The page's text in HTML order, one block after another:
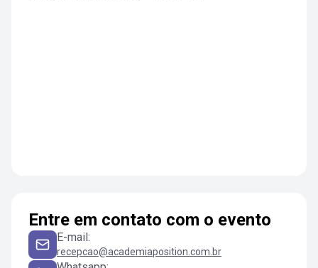
Entre em contato com o evento
E-mail:
recepcao@academiaposition.com.br